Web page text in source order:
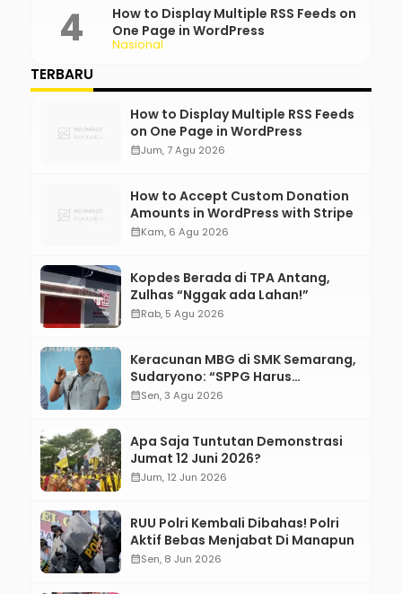
Nasional
How to Display Multiple RSS Feeds on
One Page in WordPress
TERBARU
How to Display Multiple RSS Feeds
on One Page in WordPress
calendar_monthJum, 7 Agu 2026
How to Accept Custom Donation
Amounts in WordPress with Stripe
calendar_monthKam, 6 Agu 2026
Kopdes Berada di TPA Antang,
Zulhas “Nggak ada Lahan!”
calendar_monthRab, 5 Agu 2026
Keracunan MBG di SMK Semarang,
Sudaryono: “SPPG Harus
Bertanggung Jawab!”
calendar_monthSen, 3 Agu 2026
Apa Saja Tuntutan Demonstrasi
Jumat 12 Juni 2026?
calendar_monthJum, 12 Jun 2026
RUU Polri Kembali Dibahas! Polri
Aktif Bebas Menjabat Di Manapun
calendar_monthSen, 8 Jun 2026